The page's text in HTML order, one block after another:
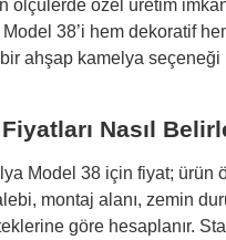
ölçülerde özel üretim
38’i hem dekoratif
ahşap kamelya seçeneği
Nasıl
Model 38 için fiyat; ürün
montaj alanı, zemin
göre hesaplanır.